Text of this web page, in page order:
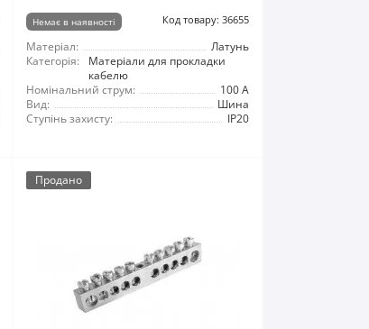
Немає в наявності Код товару: 36655
Матеріал:
Латунь
Категорія:
Матеріали для прокладки
кабелю
Номінальний струм:
100 А
Вид:
Шина
Ступінь захисту:
IP20
Продано